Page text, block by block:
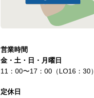
営業時間
金・土・日・月曜日
11：00〜17：00（LO16：30）
定休日